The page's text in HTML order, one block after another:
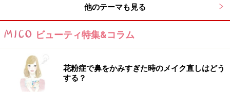
他のテーマも見る
ビューティ特集&コラム
花粉症で鼻をかみすぎた時のメイク直しはどう
する？